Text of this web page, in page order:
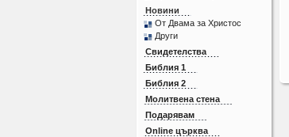
Новини
От Двама за Христос
Други
Свидетелства
Библия 1
Библия 2
Молитвена стена
Подарявам
Online църква